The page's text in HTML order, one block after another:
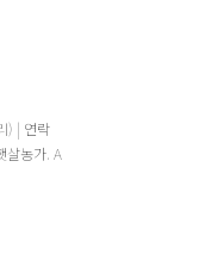
) | 연락
살농가. A